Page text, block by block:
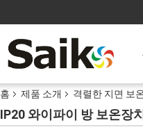
홈 제품 소개 격렬한 지면 보
IP20 와이파이 방 보온장